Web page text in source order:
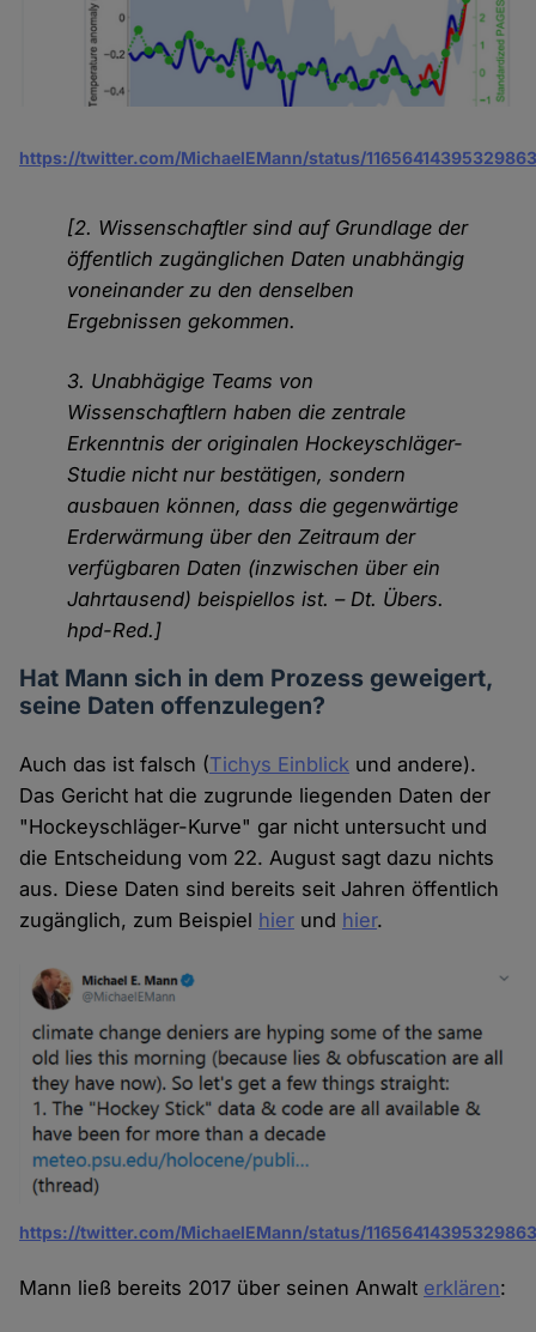
https://twitter.com/MichaelEMann/status/
[2. Wissenschaftler sind auf Grundlage der
öffentlich zugänglichen Daten unabhängig
voneinander zu den denselben
Ergebnissen gekommen.
3. Unabhägige Teams von
Wissenschaftlern haben die zentrale
Erkenntnis der originalen Hockeyschläger-
Studie nicht nur bestätigen, sondern
ausbauen können, dass die gegenwärtige
Erderwärmung über den Zeitraum der
verfügbaren Daten (inzwischen über ein
Jahrtausend) beispiellos ist. – Dt. Übers.
hpd-Red.]
Hat Mann sich in dem Prozess geweigert,
seine Daten offenzulegen?
Auch das ist falsch (Tichys Einblick und andere).
Das Gericht hat die zugrunde liegenden Daten der
"Hockeyschläger-Kurve" gar nicht untersucht und
die Entscheidung vom 22. August sagt dazu nichts
aus. Diese Daten sind bereits seit Jahren öffentlich
zugänglich, zum Beispiel hier und hier.
https://twitter.com/MichaelEMann/status/
Mann ließ bereits 2017 über seinen Anwalt erklären: